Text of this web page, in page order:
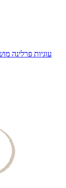
עוגיות פרלינה